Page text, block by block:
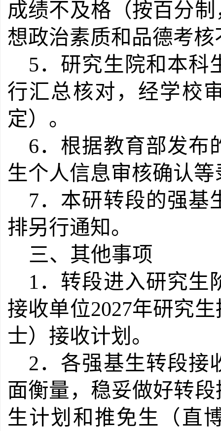
成绩不及格（按百分
想政治素质和品德考
5．研究生院和本科
行汇总核对，经学校
定）。
6．根据教育部发布
生个人信息审核确认
7．本研转段的强基
排另行通知。
三、其他事项
1．转段进入研究生
接收单位2027年研究
士）接收计划。
2．各强基生转段接
面衡量，稳妥做好转
生计划和推免生（直